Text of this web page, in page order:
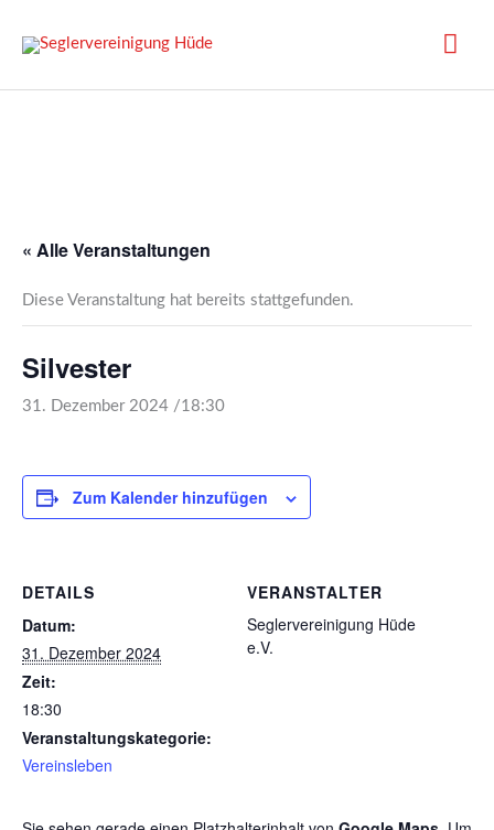
Inhalt
springen
« Alle Veranstaltungen
Diese Veranstaltung hat bereits stattgefunden.
Silvester
31. Dezember 2024 /18:30
Zum Kalender hinzufügen
DETAILS
Datum:
31. Dezember 2024
Zeit:
18:30
Veranstaltungskategorie:
Vereinsleben
VERANSTALTER
Seglervereinigung Hüde
e.V.